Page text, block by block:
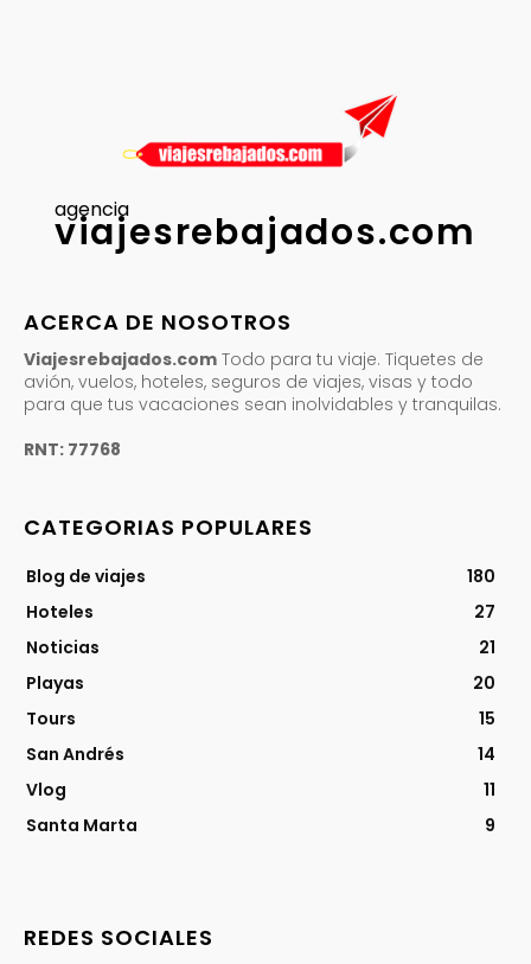
agencia
viajesrebajados.com
ACERCA DE NOSOTROS
Viajesrebajados.com Todo para tu viaje. Tiquetes de
avión, vuelos, hoteles, seguros de viajes, visas y todo
para que tus vacaciones sean inolvidables y tranquilas.
RNT: 77768
CATEGORIAS POPULARES
Blog de viajes
180
Hoteles
27
Noticias
21
Playas
20
Tours
15
San Andrés
14
Vlog
11
Santa Marta
9
REDES SOCIALES